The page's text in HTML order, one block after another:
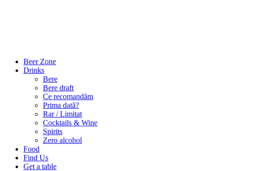
Beer Zone
Drinks
Bere
Bere draft
Ce recomandăm
Prima dată?
Rar / Limitat
Cocktails & Wine
Spirits
Zero alcohol
Food
Find Us
Get a table